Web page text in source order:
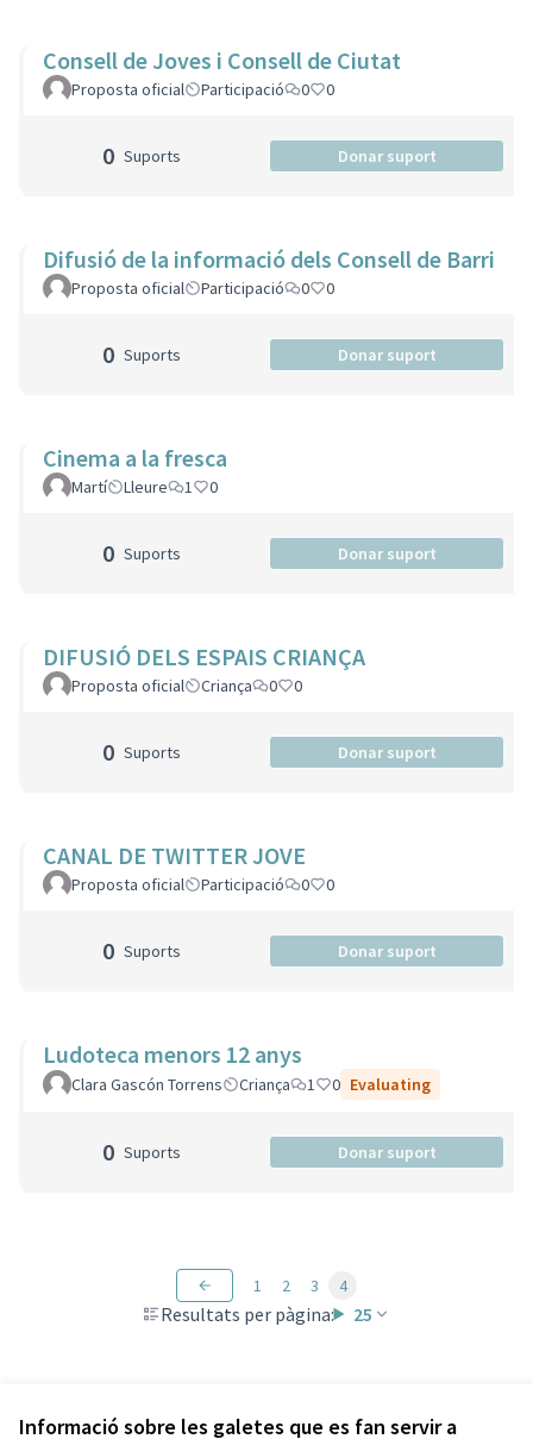
Informació sobre les galetes que es fan servir a
Consell de Joves i Consell de Ciutat
Proposta oficial Participació 0 0
0 Suports Donar suport
Difusió de la informació dels Consell de Barri
Proposta oficial Participació 0 0
0 Suports Donar suport
Cinema a la fresca
Martí Lleure 1 0
0 Suports Donar suport
DIFUSIÓ DELS ESPAIS CRIANÇA
Proposta oficial Criança 0 0
0 Suports Donar suport
CANAL DE TWITTER JOVE
Proposta oficial Participació 0 0
0 Suports Donar suport
Ludoteca menors 12 anys
Clara Gascón Torrens Criança 1 0 Evaluating
0 Suports Donar suport
Resultats per pàgina: 25
1 2 3 4
Veure totes les propostes retirades